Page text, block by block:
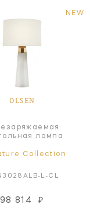
NEW
OLSEN
лампа
Collection
L-CL
98 814 ₽